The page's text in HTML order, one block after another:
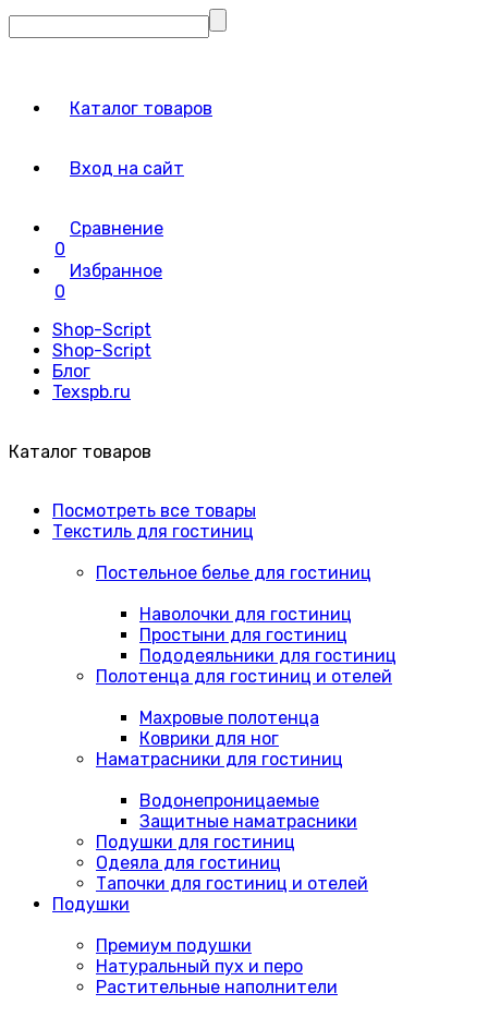
Каталог товаров
Вход на сайт
Сравнение
0
Избранное
0
Shop-Script
Shop-Script
Блог
Texspb.ru
Каталог товаров
Посмотреть все товары
Текстиль для гостиниц
Постельное белье для гостиниц
Наволочки для гостиниц
Простыни для гостиниц
Пододеяльники для гостиниц
Полотенца для гостиниц и отелей
Махровые полотенца
Коврики для ног
Наматрасники для гостиниц
Водонепроницаемые
Защитные наматрасники
Подушки для гостиниц
Одеяла для гостиниц
Тапочки для гостиниц и отелей
Подушки
Премиум подушки
Натуральный пух и перо
Растительные наполнители